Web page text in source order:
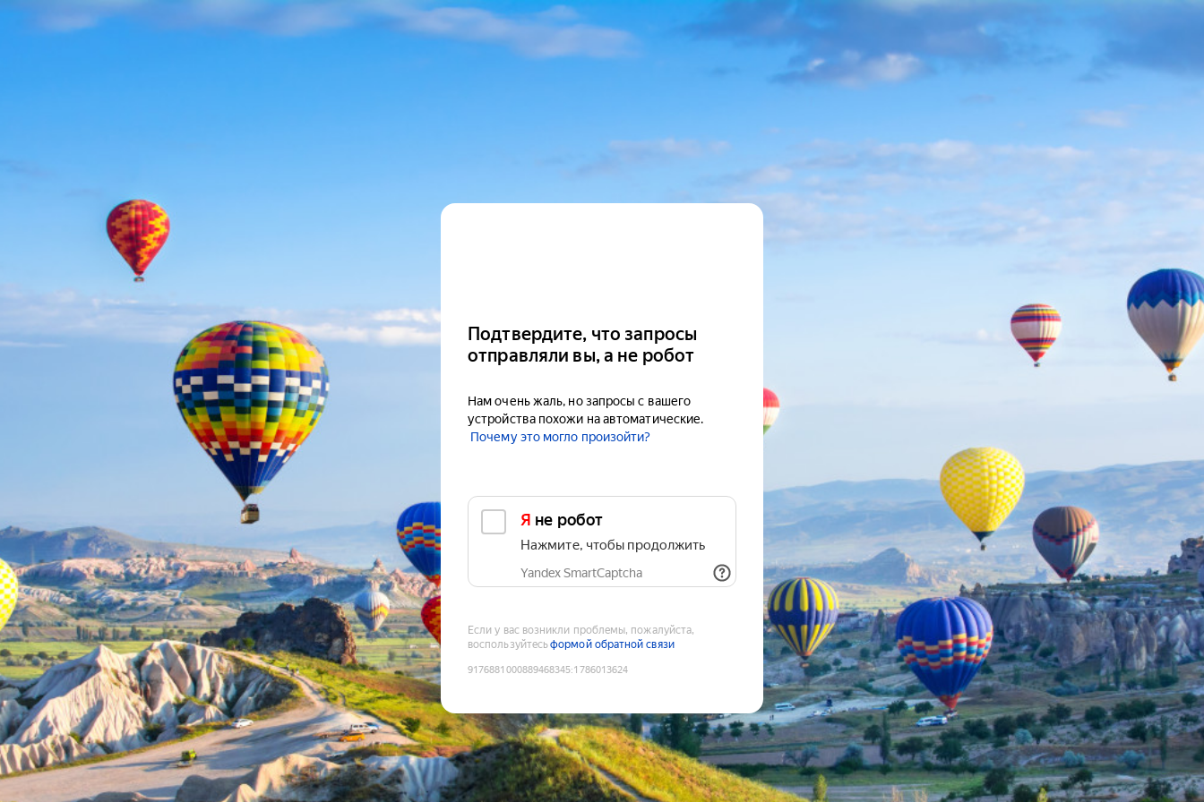
Подтвердите, что запросы
отправляли вы, а не робот
Нам очень жаль, но запросы с вашего
устройства похожи на автоматические.
Почему это могло произойти?
Я не робот
Нажмите, чтобы продолжить
Yandex SmartCaptcha
Если у вас возникли проблемы, пожалуйста,
воспользуйтесьформой обратной связи
9176881000889468345:1786013624